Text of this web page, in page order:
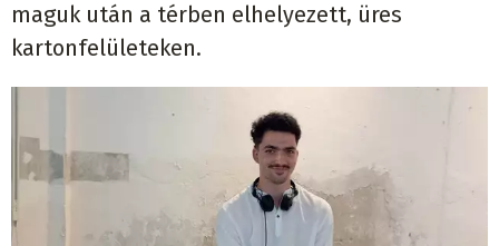
maguk után a térben elhelyezett, üres
kartonfelületeken.